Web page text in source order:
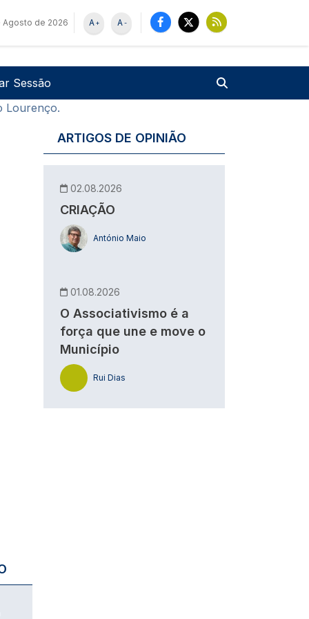
Agosto de 2026 -
A
+
A
de utilizador
Sessão
Lourenço.
ARTIGOS DE OPINIÃO
02.08.2026
CRIAÇÃO
António Maio
01.08.2026
O Associativismo é a
força que une e move o
Município
Rui Dias